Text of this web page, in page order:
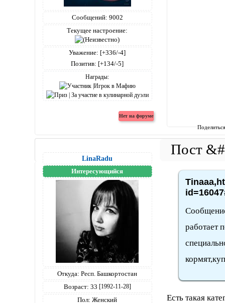
Сообщений: 9002
Текущее настроение:
Уважение: [+336/-4]
Позитив: [+134/-5]
Награды:
LinaRadu
Интересующийся
Откуда: Респ. Башкортостан
Возраст: 33 [1992-11-28]
Пол: Женский
работает
Есть такая